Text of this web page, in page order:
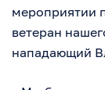
мероприятии
ветеран
нападающий